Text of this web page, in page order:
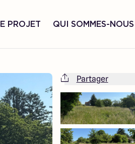
PROJET QUI SOMMES-NOUS
Partager